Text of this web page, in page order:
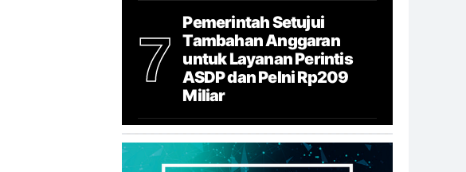
7
Pemerintah Setujui
Tambahan Anggaran
untuk Layanan Perintis
ASDP dan Pelni Rp209
Miliar